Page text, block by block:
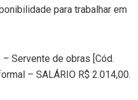
para trabalhar em
Servente de obras [Cód.
– SALÁRIO R$ 2.014,00.